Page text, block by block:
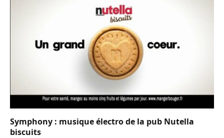
Symphony : musique électro de la pub Nutella
biscuits